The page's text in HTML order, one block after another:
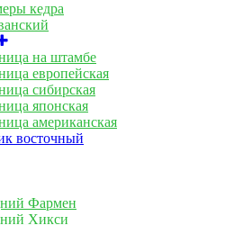
кедра
на штамбе
европейская
сибирская
японская
американская
восточный
Фармен
Хикси